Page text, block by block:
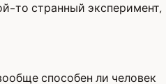
то странный эксперимент,
способен ли человек